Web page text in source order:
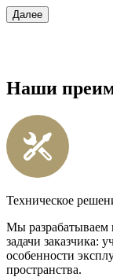
Далее
Наши
Техническое
Мы разрабатываем
задачи заказчика:
особенности
пространства.